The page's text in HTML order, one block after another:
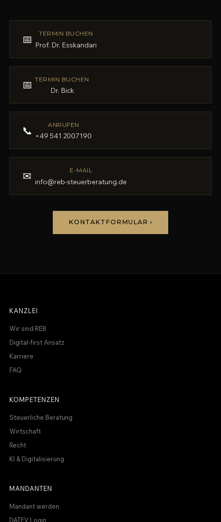
📅 TERMIN BUCHEN
Prof. Dr. Esskandari
📅 TERMIN BUCHEN
Dr. Bick
📞 ANRUFEN
+49 541 2007190
✉ E-MAIL
info@reb-steuerberatung.de
KONTAKTFORMULAR ›
KANZLEI
Wir sind REB
Digital-first Ansatz
Karriere
FAQ
KOMPETENZEN
Steuerliche Beratung
Wirtschaft
Recht
KI & Digitalisierung
MANDANTEN
Mandant werden
DATEV Login